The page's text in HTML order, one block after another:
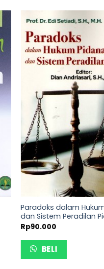
Paradoks dalam
dan Sistem Peradilan
Rp90.000
BELI